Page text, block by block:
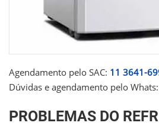
Agendamento pelo SAC: 11 3641-
Dúvidas e agendamento pelo Whats:
PROBLEMAS DO